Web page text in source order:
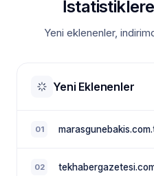
Yeni eklenenler,
Yeni Eklenenler
01
02